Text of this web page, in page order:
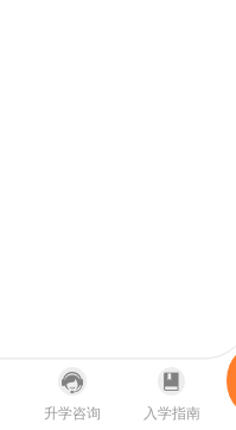
升学咨询 入学指南